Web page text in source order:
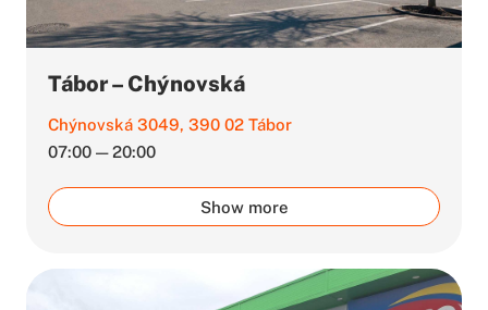
Tábor – Chýnovská
Chýnovská 3049, 390 02 Tábor
07:00 — 20:00
Show more